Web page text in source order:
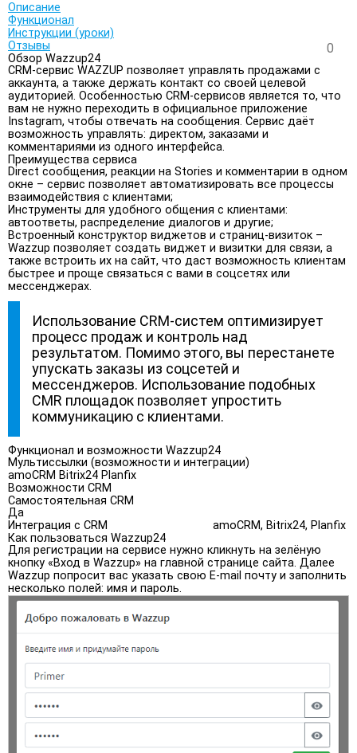
Описание
Функционал
Инструкции (уроки)
Отзывы
0
Обзор Wazzup24
CRM-сервис WAZZUP позволяет управлять продажами с
аккаунта, а также держать контакт со своей целевой
аудиторией. Особенностью CRM-сервисов является то, что
вам не нужно переходить в официальное приложение
Instagram, чтобы отвечать на сообщения. Сервис даёт
возможность управлять: директом, заказами и
комментариями из одного интерфейса.
Преимущества сервиса
Direct сообщения, реакции на Stories и комментарии в одном
окне – сервис позволяет автоматизировать все процессы
взаимодействия с клиентами;
Инструменты для удобного общения с клиентами:
автоответы, распределение диалогов и другие;
Встроенный конструктор виджетов и страниц-визиток –
Wazzup позволяет создать виджет и визитки для связи, а
также встроить их на сайт, что даст возможность клиентам
быстрее и проще связаться с вами в соцсетях или
мессенджерах.
Использование CRM-систем оптимизирует
процесс продаж и контроль над
результатом. Помимо этого, вы перестанете
упускать заказы из соцсетей и
мессенджеров. Использование подобных
CMR площадок позволяет упростить
коммуникацию с клиентами.
Функционал и возможности Wazzup24
Мультиссылки (возможности и интеграции)
amoCRM Bitrix24 Planfix
Возможности CRM
Самостоятельная CRM
Да
Интеграция с CRM
amoCRM, Bitrix24, Planfix
Как пользоваться Wazzup24
Для регистрации на сервисе нужно кликнуть на зелёную
кнопку «Вход в Wazzup» на главной странице сайта. Далее
Wazzup попросит вас указать свою E-mail почту и заполнить
несколько полей: имя и пароль.